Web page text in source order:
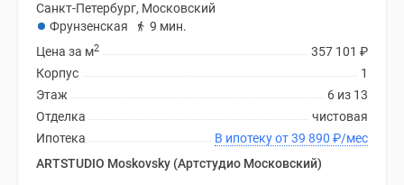
Санкт-Петербург, Московский
Фрунзенская
9 мин.
357 101 ₽
Цена за м2
1
Корпус
6 из 13
Этаж
чистовая
Отделка
В ипотеку от 39 890 ₽/мес
Ипотека
ARTSTUDIO Moskovsky (Артстудио Московский)